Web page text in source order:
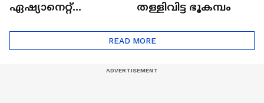
ഏഷ്യാനെറ്റ്
തള്ളിവിട്ട ഭൂകമ്പം
READ MORE